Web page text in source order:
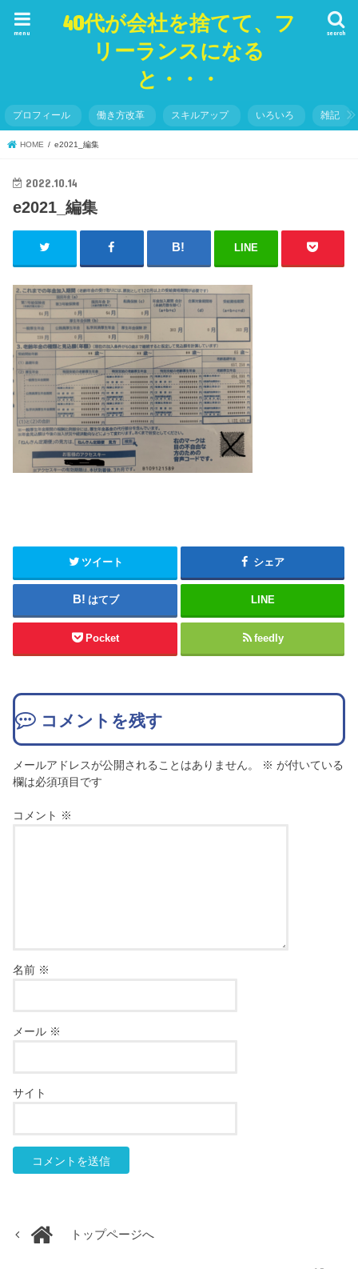
40代が会社を捨てて、フ
リーランスになる
と・・・
search
menu
プロフィール 働き方改革 スキルアップ いろいろ 雑記
HOME e2021_編集
2022.10.14
e2021_編集
LINE
ツイート シェア
はてブ LINE
Pocket feedly
コメントを残す
メールアドレスが公開されることはありません。 ※ が付いている
欄は必須項目です
コメント ※
名前 ※
メール ※
サイト
トップページへ